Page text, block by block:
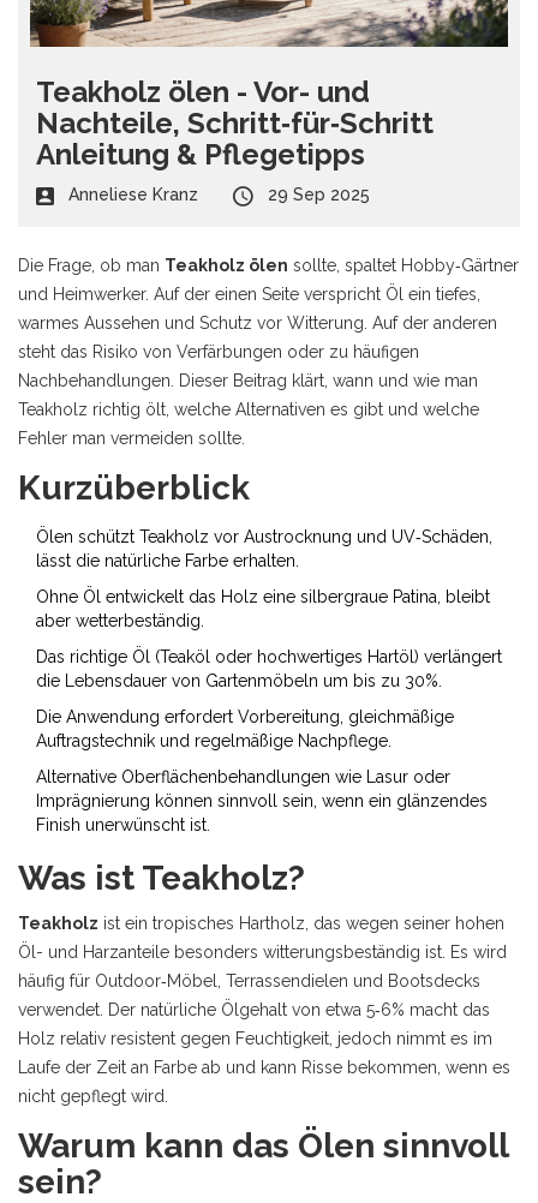
Teakholz ölen - Vor- und
Nachteile, Schritt‑für‑Schritt
Anleitung & Pflegetipps
Anneliese Kranz 29 Sep 2025
Die Frage, ob man Teakholz ölen sollte, spaltet Hobby‑Gärtner
und Heimwerker. Auf der einen Seite verspricht Öl ein tiefes,
warmes Aussehen und Schutz vor Witterung. Auf der anderen
steht das Risiko von Verfärbungen oder zu häufigen
Nachbehandlungen. Dieser Beitrag klärt, wann und wie man
Teakholz richtig ölt, welche Alternativen es gibt und welche
Fehler man vermeiden sollte.
Kurzüberblick
Ölen schützt Teakholz vor Austrocknung und UV‑Schäden,
lässt die natürliche Farbe erhalten.
Ohne Öl entwickelt das Holz eine silbergraue Patina, bleibt
aber wetterbeständig.
Das richtige Öl (Teaköl oder hochwertiges Hartöl) verlängert
die Lebensdauer von Gartenmöbeln um bis zu 30%.
Die Anwendung erfordert Vorbereitung, gleichmäßige
Auftragstechnik und regelmäßige Nachpflege.
Alternative Oberflächenbehandlungen wie Lasur oder
Imprägnierung können sinnvoll sein, wenn ein glänzendes
Finish unerwünscht ist.
Was ist Teakholz?
Teakholz ist ein tropisches Hartholz, das wegen seiner hohen
Öl- und Harzanteile besonders witterungsbeständig ist . Es wird
häufig für Outdoor‑Möbel, Terrassendielen und Bootsdecks
verwendet. Der natürliche Ölgehalt von etwa 5‑6% macht das
Holz relativ resistent gegen Feuchtigkeit, jedoch nimmt es im
Laufe der Zeit an Farbe ab und kann Risse bekommen, wenn es
nicht gepflegt wird.
Warum kann das Ölen sinnvoll
sein?